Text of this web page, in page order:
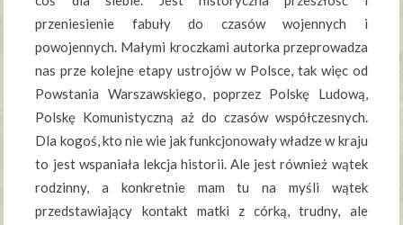
przeniesienie fabuły do czasów wojennych i
powojennych. Małymi kroczkami autorka przeprowadza
nas prze kolejne etapy ustrojów w Polsce, tak więc od
Powstania Warszawskiego, poprzez Polskę Ludową,
Polskę Komunistyczną aż do czasów współczesnych.
Dla kogoś, kto nie wie jak funkcjonowały władze w kraju
to jest wspaniała lekcja historii. Ale jest również wątek
rodzinny, a konkretnie mam tu na myśli wątek
przedstawiający kontakt matki z córką, trudny, ale